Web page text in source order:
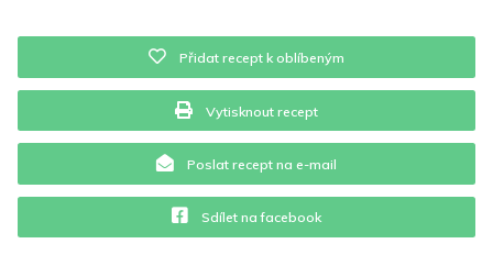
Přidat recept k oblíbeným
Vytisknout recept
Poslat recept na e-mail
Sdílet na facebook